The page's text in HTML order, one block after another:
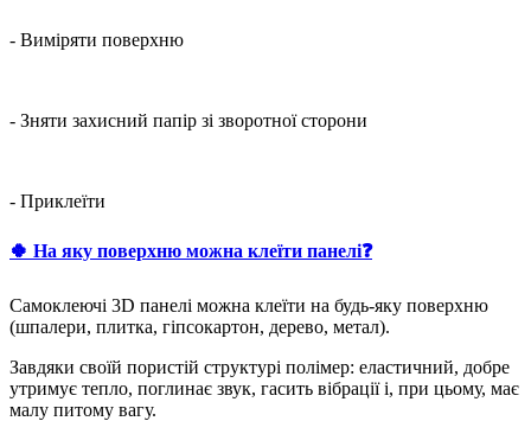
- Виміряти поверхню
- Зняти захисний папір зі зворотної сторони
- Приклеїти
🍀 На яку поверхню можна клеїти панелі❓
Самоклеючі 3D панелі можна клеїти на будь-яку поверхню
(шпалери, плитка, гіпсокартон, дерево, метал).
Завдяки своїй пористій структурі полімер: еластичний, добре
утримує тепло, поглинає звук, гасить вібрації і, при цьому, має
малу питому вагу.